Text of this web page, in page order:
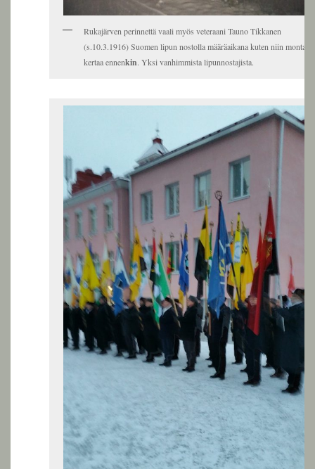
Rukajärven perinnettä vaali myös veteraani Tauno Tikkanen
(s.10.3.1916) Suomen lipun nostolla määräaikana kuten niin monta
kertaa ennenkin. Yksi vanhimmista lipunnostajista.